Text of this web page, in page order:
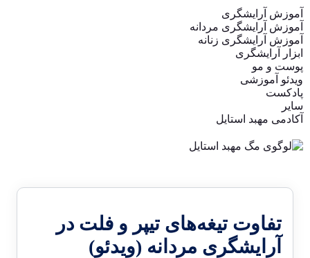
آموزش آرایشگری
آموزش آرایشگری مردانه
آموزش آرایشگری زنانه
ابزار آرایشگری
پوست و مو
ویدئو آموزشی
پادکست
سایر
آکادمی مهبد استایل
تفاوت تیغه‌های تیپر و فلت در
آرایشگری مردانه (ویدئو)